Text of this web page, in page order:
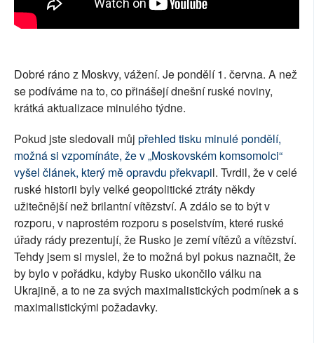
Dobré ráno z Moskvy, vážení. Je pondělí 1. června. A než
se podíváme na to, co přinášejí dnešní ruské noviny,
krátká aktualizace minulého týdne.
Pokud jste sledovali můj přehled tisku minulé pondělí,
možná si vzpomínáte, že v „Moskovském komsomolci“
vyšel článek, který mě opravdu překvapil. Tvrdil, že v celé
ruské historii byly velké geopolitické ztráty někdy
užitečnější než brilantní vítězství. A zdálo se to být v
rozporu, v naprostém rozporu s poselstvím, které ruské
úřady rády prezentují, že Rusko je zemí vítězů a vítězství.
Tehdy jsem si myslel, že to možná byl pokus naznačit, že
by bylo v pořádku, kdyby Rusko ukončilo válku na
Ukrajině, a to ne za svých maximalistických podmínek a s
maximalistickými požadavky.